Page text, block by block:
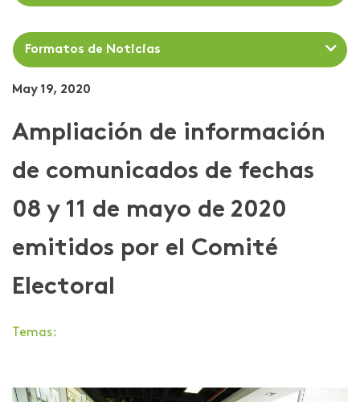
Formatos de Noticias
May 19, 2020
Ampliación de información
de comunicados de fechas
08 y 11 de mayo de 2020
emitidos por el Comité
Electoral
Temas: